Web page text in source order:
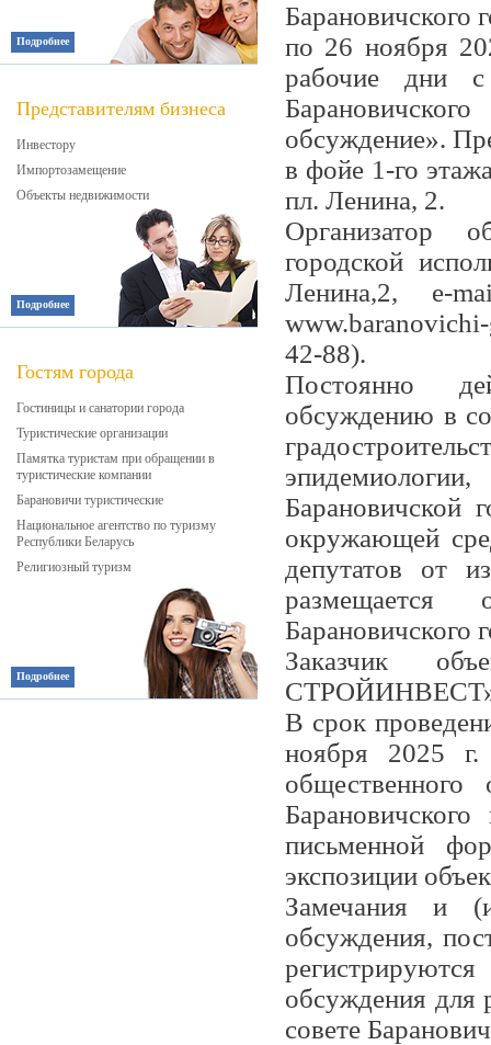
Подробнее
Представителям бизнеса
Инвестору
Импортозамещение
Объекты недвижимости
Подробнее
Гостям города
Гостиницы и санатории города
Туристические организации
Памятка туристам при обращении в
туристические компании
Барановичи туристические
Национальное агентство по туризму
Республики Беларусь
Религиозный туризм
Подробнее
Барановичского
по 26 ноября
рабочие дни
обсуждение».
в фойе 1-го
пл. Ленина, 2.
Организатор
городской
Ленина,2, e-
42-88).
Постоянно
обсуждению в
Барановичской
окружающей
депутатов от
размещается
Барановичского
Заказчик
СТРОЙИНВЕСТ»,
В срок
ноября 2025 г.
письменной
экспозиции
Замечания и
обсуждения,
обсуждения для
совете